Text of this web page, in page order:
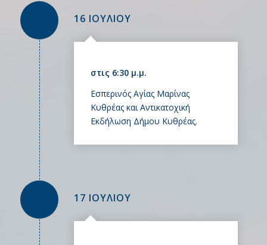
16 ΙΟΥΛΙΟΥ
στις 6:30 μ.μ.
Εσπερινός Αγίας Μαρίνας
Κυθρέας και Αντικατοχική
Εκδήλωση Δήμου Κυθρέας.
17 ΙΟΥΛΙΟΥ